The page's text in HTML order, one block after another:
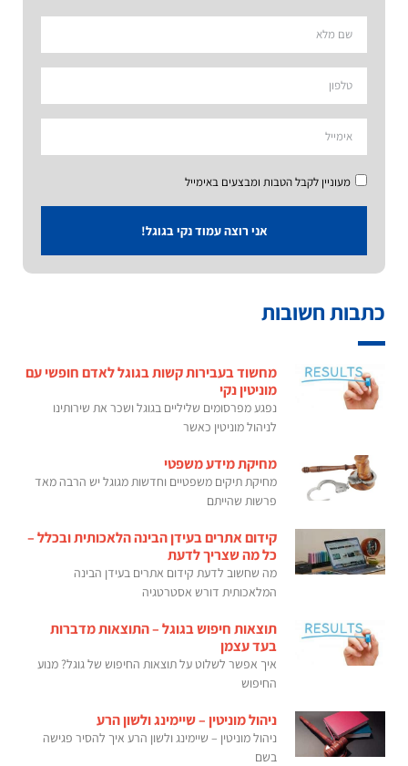
מעוניין לקבל הטבות ומבצעים באימייל
אני רוצה עמוד נקי בגוגל!
כתבות חשובות
מחשוד בעבירות קשות בגוגל לאדם חופשי עם
מוניטין נקי
נפגע מפרסומים שליליים בגוגל ושכר את שירותינו
לניהול מוניטין כאשר
מחיקת מידע משפטי
מחיקת תיקים משפטיים וחדשות מגוגל יש הרבה מאד
פרשות שהייתם
קידום אתרים בעידן הבינה הלאכותית ובכלל –
כל מה שצריך לדעת
מה שחשוב לדעת קידום אתרים בעידן הבינה
המלאכותית דורש אסטרטגיה
תוצאות חיפוש בגוגל – התוצאות מדברות
בעד עצמן
איך אפשר לשלוט על תוצאות החיפוש של גוגל? מנוע
החיפוש
ניהול מוניטין – שיימינג ולשון הרע
ניהול מוניטין – שיימינג ולשון הרע איך להסיר פגישה
בשם